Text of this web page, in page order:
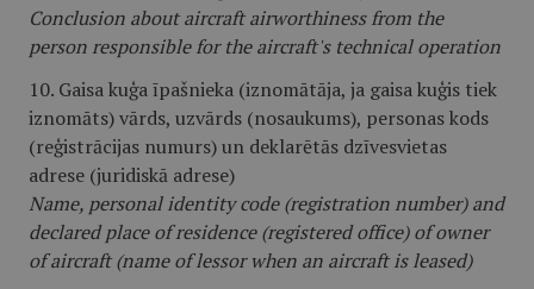
Conclusion about aircraft airworthiness from the
person responsible for the aircraft's technical operation
10. Gaisa kuģa īpašnieka (iznomātāja, ja gaisa kuģis tiek
iznomāts) vārds, uzvārds (nosaukums), personas kods
(reģistrācijas numurs) un deklarētās dzīvesvietas
adrese (juridiskā adrese)
Name, personal identity code (registration number) and
declared place of residence (registered office) of owner
of aircraft (name of lessor when an aircraft is leased)